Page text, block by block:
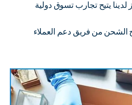
لدينا يتيح تجارب تسوق دولية
من فريق دعم العملاء